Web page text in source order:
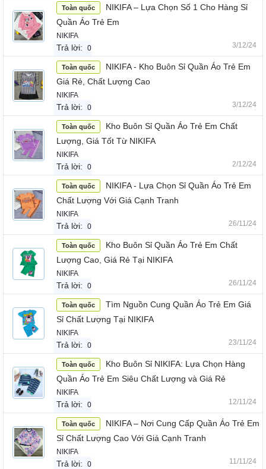
Toàn quốc
NIKIFA – Lựa Chọn Số 1 Cho Hàng Sỉ
Quần Áo Trẻ Em
NIKIFA
Trả lời: 0 3/12/24
Toàn quốc
NIKIFA - Kho Buôn Sỉ Quần Áo Trẻ Em
Giá Rẻ, Chất Lượng Cao
NIKIFA
Trả lời: 0 3/12/24
Toàn quốc
Kho Buôn Sỉ Quần Áo Trẻ Em Chất
Lượng, Giá Tốt Từ NIKIFA
NIKIFA
Trả lời: 0 2/12/24
Toàn quốc
NIKIFA - Lựa Chọn Sỉ Quần Áo Trẻ Em
Chất Lượng Với Giá Cạnh Tranh
NIKIFA
Trả lời: 0 26/11/24
Toàn quốc
Kho Buôn Sỉ Quần Áo Trẻ Em Chất
Lượng Cao, Giá Rẻ Tại NIKIFA
NIKIFA
Trả lời: 0 26/11/24
Toàn quốc
Tìm Nguồn Cung Quần Áo Trẻ Em Giá
Sỉ Chất Lượng Tại NIKIFA
NIKIFA
Trả lời: 0 23/11/24
Toàn quốc
Kho Buôn Sỉ NIKIFA: Lựa Chọn Hàng
Quần Áo Trẻ Em Siêu Chất Lượng và Giá Rẻ
NIKIFA
Trả lời: 0 12/11/24
Toàn quốc
NIKIFA – Nơi Cung Cấp Quần Áo Trẻ Em
Sỉ Chất Lượng Cao Với Giá Cạnh Tranh
NIKIFA
Trả lời: 0 11/11/24